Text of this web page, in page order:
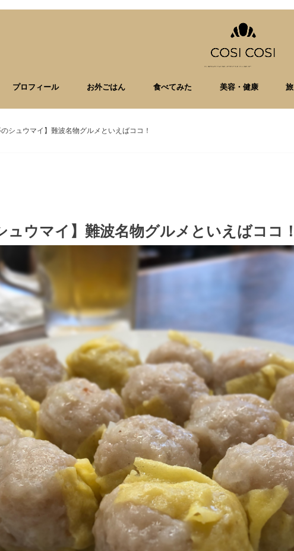
プロフィール お外ごはん 食べてみた 美容・健康 旅
のシュウマイ】難波名物グルメといえばココ！
ュウマイ】難波名物グルメといえばココ！